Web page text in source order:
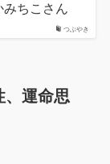
つぶやき
ちこさん
、運命思